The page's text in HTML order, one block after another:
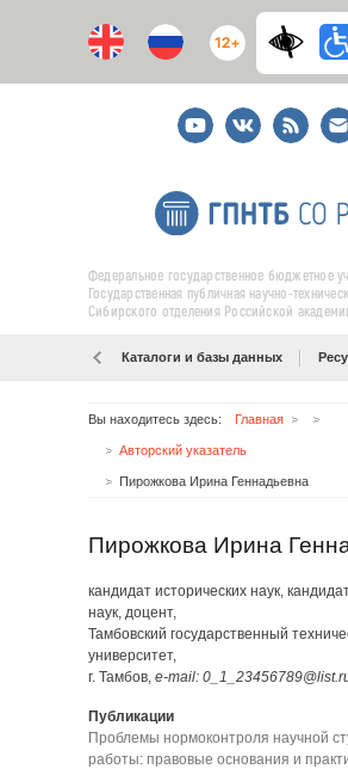
12+
YoutubeВКонтакте
RSS
E-
mail
Федеральное государственное бюджетное
Государственная публичная научно-
Сибирского отделения Российской
Каталоги и базы данных
Вы находитесь здесь: Главная
Авторский указатель
Пирожкова Ирина Геннадьевна
Пирожкова Ирина
кандидат исторических наук,
наук, доцент,
Тамбовский государственный
университет,
г. Тамбов, e-mail:
Публикации
Проблемы нормоконтроля научной
работы: правовые основания и